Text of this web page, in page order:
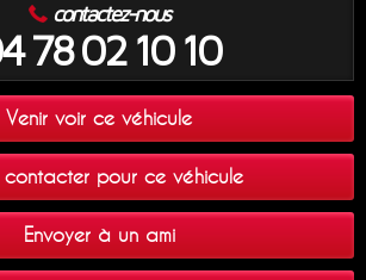
Venir voir ce véhicule
contacter pour ce véhicule
Envoyer à un ami
contactez-nous
78 02 10 10